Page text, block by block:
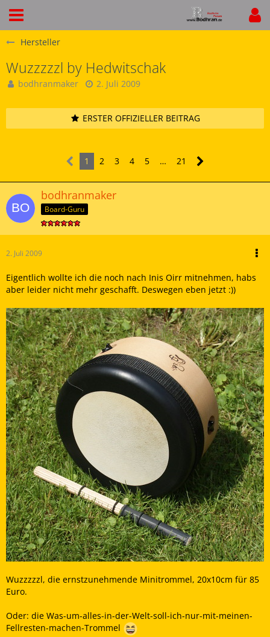
Hersteller
Wuzzzzzl by Hedwitschak
bodhranmaker 2. Juli 2009
ERSTER OFFIZIELLER BEITRAG
1 2 3 4 5 … 21
bodhranmaker
Board-Guru
2. Juli 2009
Eigentlich wollte ich die noch nach Inis Oirr mitnehmen, habs
aber leider nicht mehr geschafft. Deswegen eben jetzt :))
Wuzzzzzl, die ernstzunehmende Minitrommel, 20x10cm für 85
Euro.
Oder: die Was-um-alles-in-der-Welt-soll-ich-nur-mit-meinen-
Fellresten-machen-Trommel